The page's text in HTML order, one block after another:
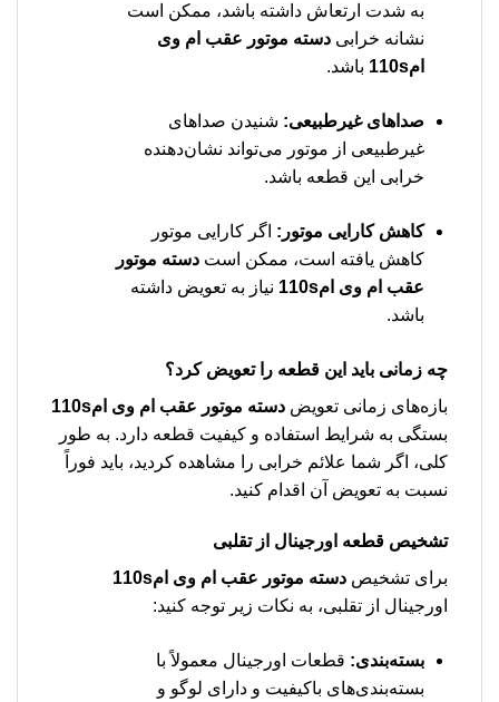
به شدت ارتعاش داشته باشد، ممکن است
نشانه خرابی دسته موتور عقب ام وی
ام110s
باشد.
صداهای غیرطبیعی: شنیدن صداهای
غیرطبیعی از موتور می‌تواند نشان‌دهنده
خرابی این قطعه باشد.
کاهش کارایی موتور: اگر کارایی موتور
کاهش یافته است، ممکن است دسته موتور
عقب ام وی ام110s
نیاز به تعویض داشته
باشد.
چه زمانی باید این قطعه را تعویض کرد؟
بازه‌های زمانی تعویض دسته موتور عقب ام وی ام110s
بستگی به شرایط استفاده و کیفیت قطعه دارد. به طور
کلی، اگر شما علائم خرابی را مشاهده کردید، باید فوراً
نسبت به تعویض آن اقدام کنید.
تشخیص قطعه اورجینال از تقلبی
برای تشخیص دسته موتور عقب ام وی ام110s
اورجینال از تقلبی، به نکات زیر توجه کنید:
بسته‌بندی: قطعات اورجینال معمولاً با
بسته‌بندی‌های باکیفیت و دارای لوگو و